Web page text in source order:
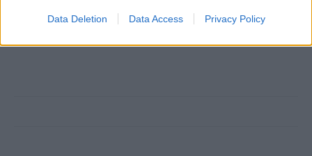
Data Deletion Data Access Privacy Policy